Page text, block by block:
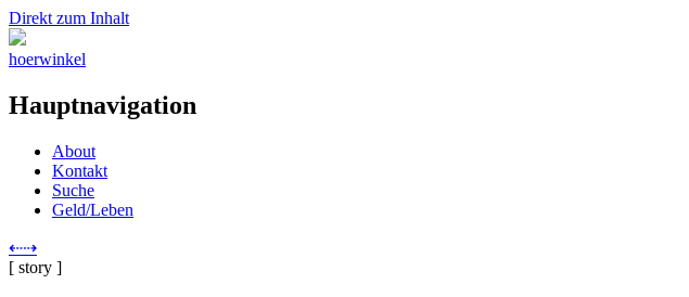
Direkt zum Inhalt
hoerwinkel
Hauptnavigation
About
Kontakt
Suche
Geld/Leben
⇠⇢
[ story ]